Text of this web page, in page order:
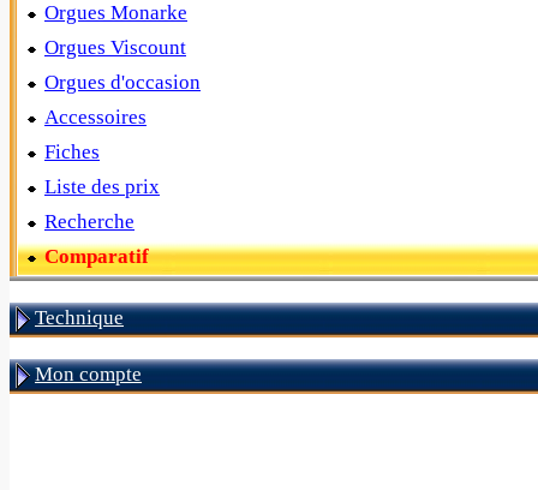
Orgues Monarke
Orgues Viscount
Orgues d'occasion
Accessoires
Fiches
Liste des prix
Recherche
Comparatif
Technique
Mon compte